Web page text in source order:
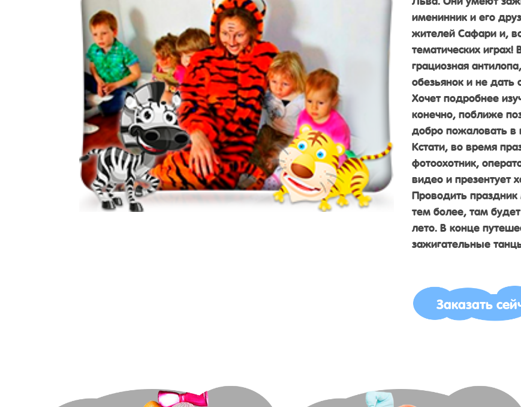
именинник и его
жителей Сафари и,
тематических
грациозная
обезьянок и не дать
Хочет подробнее
конечно, поближе
добро пожаловать в
Кстати, во время
фотоохотник,
видео и презентует
Проводить
тем более, там
лето. В конце
зажигательные
Заказать